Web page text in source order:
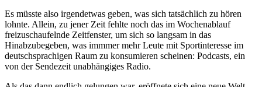
Es müsste also irgendetwas geben, was sich tatsächlich zu hören
lohnte. Allein, zu jener Zeit fehlte noch das im Wochenablauf
freizuschaufelnde Zeitfenster, um sich so langsam in das
Hinabzubegeben, was immmer mehr Leute mit Sportinteresse im
deutschsprachigen Raum zu konsumieren scheinen: Podcasts, ein
von der Sendezeit unabhängiges Radio.